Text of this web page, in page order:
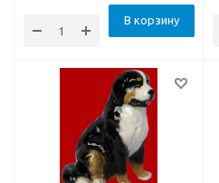
В корзину